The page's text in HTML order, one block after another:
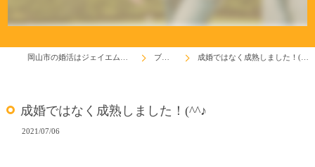
ブログ 成婚ではなく成熟しました！(^^♪
成婚ではなく成熟しました！(^^♪
2021/07/06